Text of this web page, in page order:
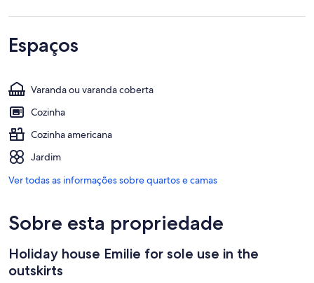
Espaços
Varanda ou varanda coberta
Cozinha
Cozinha americana
Jardim
Ver todas as informações sobre quartos e camas
Sobre esta propriedade
Holiday house Emilie for sole use in the
outskirts